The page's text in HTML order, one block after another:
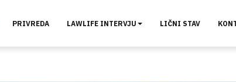
PRIVREDA LAWLIFE INTERVJU LIČNI STAV